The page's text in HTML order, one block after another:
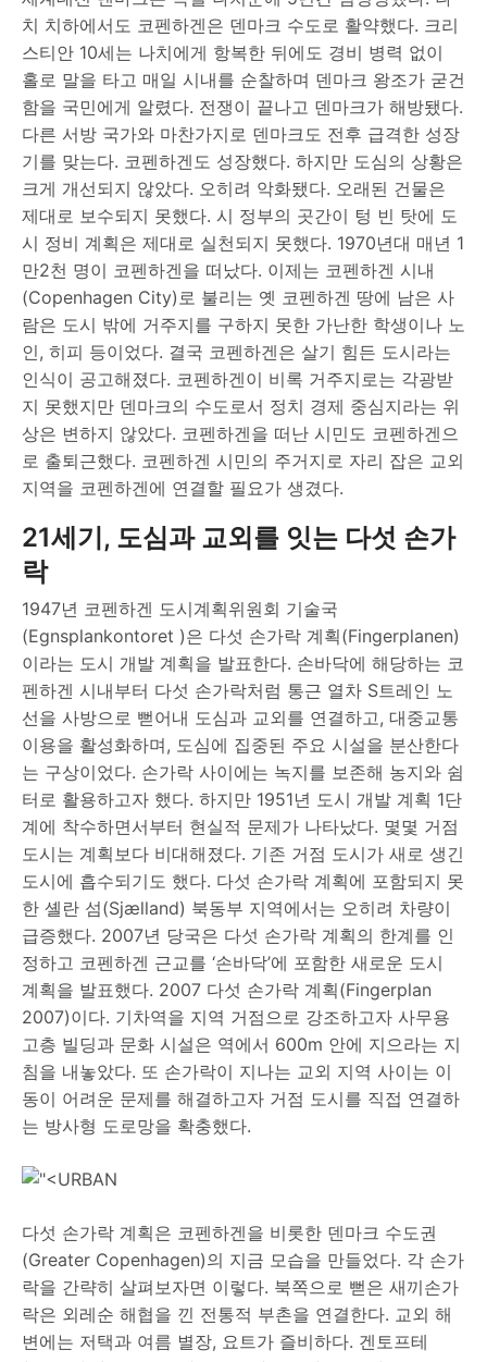
치 치하에서도 코펜하겐은 덴마크 수도로 활약했다. 크리
스티안 10세는 나치에게 항복한 뒤에도 경비 병력 없이
홀로 말을 타고 매일 시내를 순찰하며 덴마크 왕조가 굳건
함을 국민에게 알렸다. 전쟁이 끝나고 덴마크가 해방됐다.
다른 서방 국가와 마찬가지로 덴마크도 전후 급격한 성장
기를 맞는다. 코펜하겐도 성장했다. 하지만 도심의 상황은
크게 개선되지 않았다. 오히려 악화됐다. 오래된 건물은
제대로 보수되지 못했다. 시 정부의 곳간이 텅 빈 탓에 도
시 정비 계획은 제대로 실천되지 못했다. 1970년대 매년 1
만2천 명이 코펜하겐을 떠났다. 이제는 코펜하겐 시내
(Copenhagen City)로 불리는 옛 코펜하겐 땅에 남은 사
람은 도시 밖에 거주지를 구하지 못한 가난한 학생이나 노
인, 히피 등이었다. 결국 코펜하겐은 살기 힘든 도시라는
인식이 공고해졌다. 코펜하겐이 비록 거주지로는 각광받
지 못했지만 덴마크의 수도로서 정치 경제 중심지라는 위
상은 변하지 않았다. 코펜하겐을 떠난 시민도 코펜하겐으
로 출퇴근했다. 코펜하겐 시민의 주거지로 자리 잡은 교외
지역을 코펜하겐에 연결할 필요가 생겼다.
21세기, 도심과 교외를 잇는 다섯 손가
락
1947년 코펜하겐 도시계획위원회 기술국
(Egnsplankontoret )은 다섯 손가락 계획(Fingerplanen)
이라는 도시 개발 계획을 발표한다. 손바닥에 해당하는 코
펜하겐 시내부터 다섯 손가락처럼 통근 열차 S트레인 노
선을 사방으로 뻗어내 도심과 교외를 연결하고, 대중교통
이용을 활성화하며, 도심에 집중된 주요 시설을 분산한다
는 구상이었다. 손가락 사이에는 녹지를 보존해 농지와 쉼
터로 활용하고자 했다. 하지만 1951년 도시 개발 계획 1단
계에 착수하면서부터 현실적 문제가 나타났다. 몇몇 거점
도시는 계획보다 비대해졌다. 기존 거점 도시가 새로 생긴
도시에 흡수되기도 했다. 다섯 손가락 계획에 포함되지 못
한 셸란 섬(Sjælland) 북동부 지역에서는 오히려 차량이
급증했다. 2007년 당국은 다섯 손가락 계획의 한계를 인
정하고 코펜하겐 근교를 ‘손바닥’에 포함한 새로운 도시
계획을 발표했다. 2007 다섯 손가락 계획(Fingerplan
2007)이다. 기차역을 지역 거점으로 강조하고자 사무용
고층 빌딩과 문화 시설은 역에서 600m 안에 지으라는 지
침을 내놓았다. 또 손가락이 지나는 교외 지역 사이는 이
동이 어려운 문제를 해결하고자 거점 도시를 직접 연결하
는 방사형 도로망을 확충했다.
다섯 손가락 계획은 코펜하겐을 비롯한 덴마크 수도권
(Greater Copenhagen)의 지금 모습을 만들었다. 각 손가
락을 간략히 살펴보자면 이렇다. 북쪽으로 뻗은 새끼손가
락은 외레순 해협을 낀 전통적 부촌을 연결한다. 교외 해
변에는 저택과 여름 별장, 요트가 즐비하다. 겐토프테